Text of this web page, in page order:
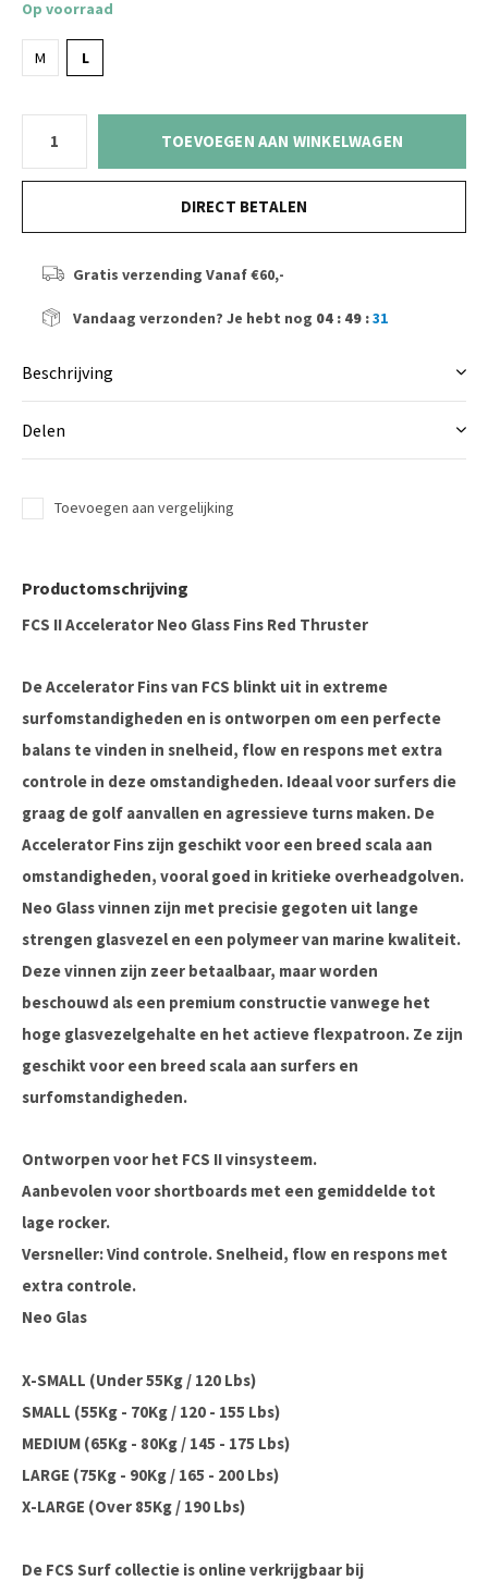
Op voorraad
M L
TOEVOEGEN AAN WINKELWAGEN
DIRECT BETALEN
Gratis verzending Vanaf €60,-
Vandaag verzonden? Je hebt nog 04 : 49 :30
Beschrijving
Delen
Toevoegen aan vergelijking
Productomschrijving
FCS II Accelerator Neo Glass Fins Red Thruster
De Accelerator Fins van FCS blinkt uit in extreme
surfomstandigheden en is ontworpen om een perfecte
balans te vinden in snelheid, flow en respons met extra
controle in deze omstandigheden. Ideaal voor surfers die
graag de golf aanvallen en agressieve turns maken. De
Accelerator Fins zijn geschikt voor een breed scala aan
omstandigheden, vooral goed in kritieke overheadgolven.
Neo Glass vinnen zijn met precisie gegoten uit lange
strengen glasvezel en een polymeer van marine kwaliteit.
Deze vinnen zijn zeer betaalbaar, maar worden
beschouwd als een premium constructie vanwege het
hoge glasvezelgehalte en het actieve flexpatroon. Ze zijn
geschikt voor een breed scala aan surfers en
surfomstandigheden.
Ontworpen voor het FCS II vinsysteem.
Aanbevolen voor shortboards met een gemiddelde tot
lage rocker.
Versneller: Vind controle. Snelheid, flow en respons met
extra controle.
Neo Glas
X-SMALL (Under 55Kg / 120 Lbs)
SMALL (55Kg - 70Kg / 120 - 155 Lbs)
MEDIUM (65Kg - 80Kg / 145 - 175 Lbs)
LARGE (75Kg - 90Kg / 165 - 200 Lbs)
X-LARGE (Over 85Kg / 190 Lbs)
De FCS Surf collectie is online verkrijgbaar bij